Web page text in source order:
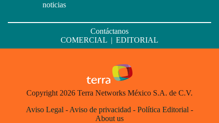
noticias
Contáctanos
COMERCIAL | EDITORIAL
Copyright 2026 Terra Networks México S.A. de C.V.
Aviso Legal - Aviso de privacidad - Política Editorial -
About us